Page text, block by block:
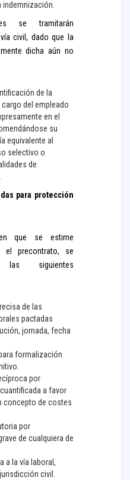
se tramitarán
civil, dado que la
dicha aún no
de la
del empleado
en el
su
equivalente al
selectivo o
de
para protección
que se estime
el precontrato, se
las siguientes
de las
pactadas
jornada, fecha
formalización
por
a favor
concepto de costes
por
de cualquiera de
a la vía laboral,
civil.